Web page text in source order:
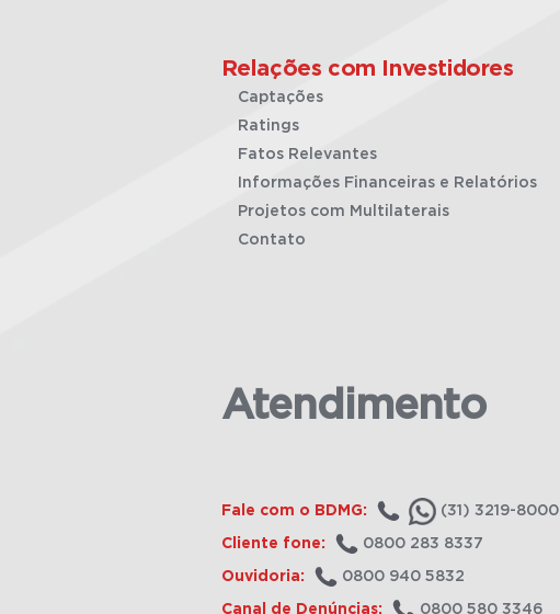
Relações com Investidores
Captações
Ratings
Fatos Relevantes
Informações Financeiras e Relatórios
Projetos com Multilaterais
Contato
Atendimento
Fale com o BDMG: (31) 3219-8000
Cliente fone: 0800 283 8337
Ouvidoria: 0800 940 5832
Canal de Denúncias: 0800 580 3346